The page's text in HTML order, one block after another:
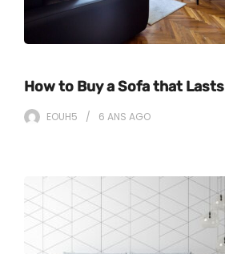
How to Buy a Sofa that Lasts
EOUH5 6 ANS AGO